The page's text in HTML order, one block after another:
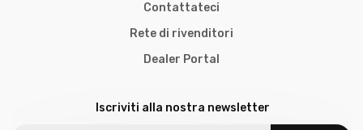
Contattateci
Rete di rivenditori
Dealer Portal
Iscriviti alla nostra newsletter